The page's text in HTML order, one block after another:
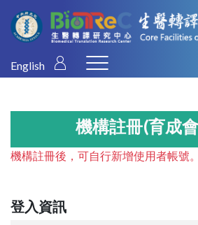
English
機構註冊(育成
機構註冊後，可自行新增使用者帳號。
登入資訊